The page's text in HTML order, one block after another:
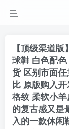
【顶级渠道
球鞋 白色配
货 区别市面
比 原版购入
格纹 柔软小
的复古感又是
入的一款休闲